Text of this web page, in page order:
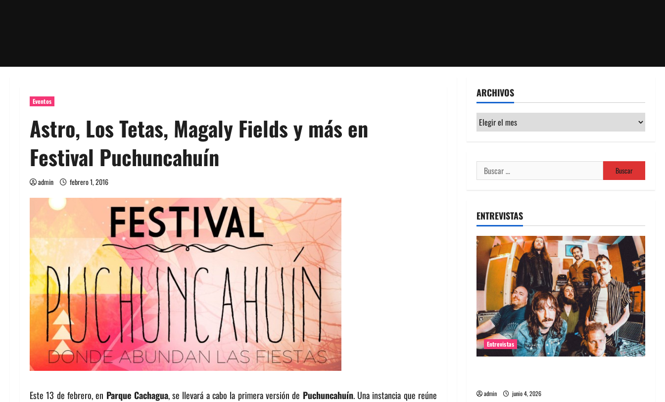
Eventos
Astro, Los Tetas, Magaly Fields y más en
Festival Puchuncahuín
admin febrero 1, 2016
Este 13 de febrero, en Parque Cachagua, se llevará a cabo la primera versión de Puchuncahuín. Una instancia que reúne
ARCHIVOS
Archivos
Buscar:
ENTREVISTAS
Entrevistas
admin junio 4, 2026